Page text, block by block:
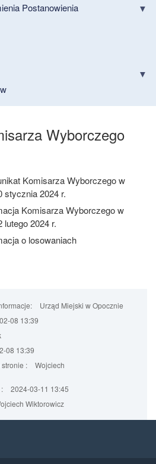
Postanowienia
Wyborczego
Komisarza Wyborczego w
stycznia 2024 r.
Komisarza Wyborczego w
lutego 2024 r.
o losowaniach
Urząd Miejski w Opocznie
08 13:39
08 13:39
:
Wojciech
2024-03-11 13:45
Wiktorowicz